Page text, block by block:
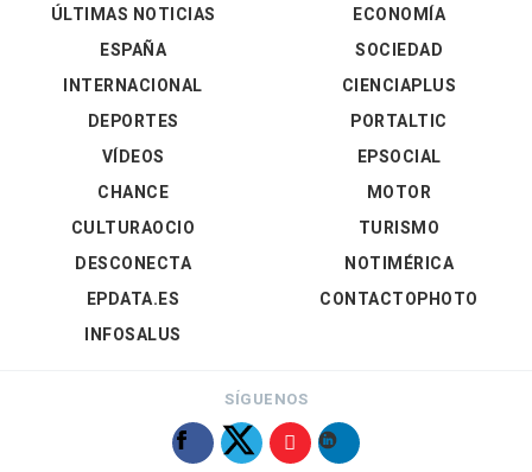
ÚLTIMAS NOTICIAS
ESPAÑA
INTERNACIONAL
DEPORTES
VÍDEOS
ECONOMÍA
SOCIEDAD
CIENCIAPLUS
PORTALTIC
EPSOCIAL
CHANCE
CULTURAOCIO
DESCONECTA
EPDATA.ES
INFOSALUS
MOTOR
TURISMO
NOTIMÉRICA
CONTACTOPHOTO
SÍGUENOS